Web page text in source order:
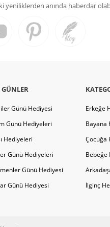
yeniliklerden anında haberdar
GÜNLER
Günü Hediyesi
Günü Hediyeleri
Hediyeleri
Günü Hediyeleri
Günü Hediyesi
Günü Hediyesi
Erkeğe
Bayana
Çocuğa
Bebeğe
İlginç